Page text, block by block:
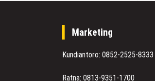
Marketing
Kundiantoro: 0852-2525-8333
Ratna: 0813-9351-1700